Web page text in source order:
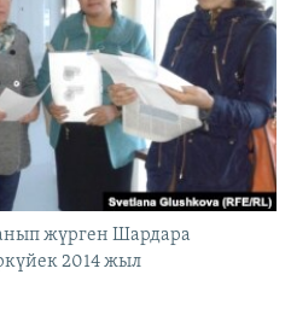
жүрген Шардара
2014 жыл